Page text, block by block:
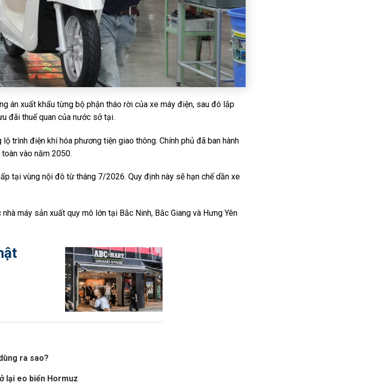
án xuất khẩu từng bộ phận tháo rời của xe máy điện, sau đó lắp
đãi thuế quan của nước sở tại.
trình điện khí hóa phương tiện giao thông. Chính phủ đã ban hành
vào năm 2050.
tại vùng nội đô từ tháng 7/2026. Quy định này sẽ hạn chế dần xe
máy sản xuất quy mô lớn tại Bắc Ninh, Bắc Giang và Hưng Yên
ra sao?
lại eo biển Hormuz